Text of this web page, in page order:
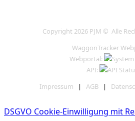
Copyright 2026 PJM © Alle
WaggonTracker
Webportal:
API:
Impressum | AGB|
DSGVO Cookie-Einwilligung mit